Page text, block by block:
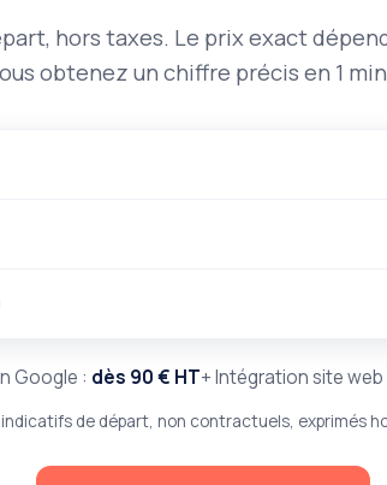
hors taxes. Le prix exact
obtenez un chiffre précis en 1
Google : dès 90 € HT+ Intégration site web
de départ, non contractuels, exprimés